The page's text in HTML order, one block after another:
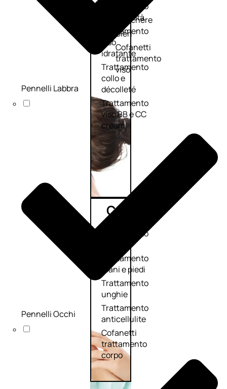
Trattamento
viso antietà
Trattamento
viso
idratante
Trattamento
collo e
décolleté
Trattamento
viso BB e CC
cream
Maschere
Sieri
Cofanetti
trattamento
viso
Corpo
Trattamento
Trattamento
mani e piedi
Trattamento
unghie
Trattamento
anticellulite
Cofanetti
trattamento
corpo
Pennelli Labbra
Pennelli Occhi